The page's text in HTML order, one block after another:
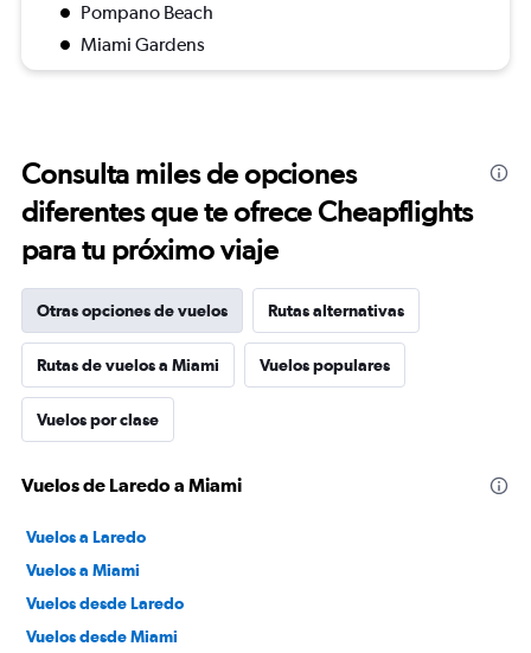
Pompano Beach
Miami Gardens
Consulta miles de opciones
diferentes que te ofrece Cheapflights
para tu próximo viaje
Otras opciones de vuelos Rutas alternativas
Rutas de vuelos a Miami Vuelos populares
Vuelos por clase
Vuelos de Laredo a Miami
Vuelos a Laredo
Vuelos a Miami
Vuelos desde Laredo
Vuelos desde Miami